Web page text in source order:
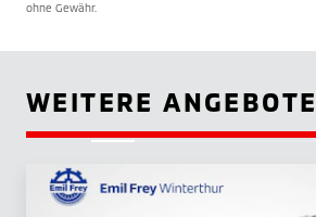
ohne Gewähr.
WEITERE ANGEBOTE